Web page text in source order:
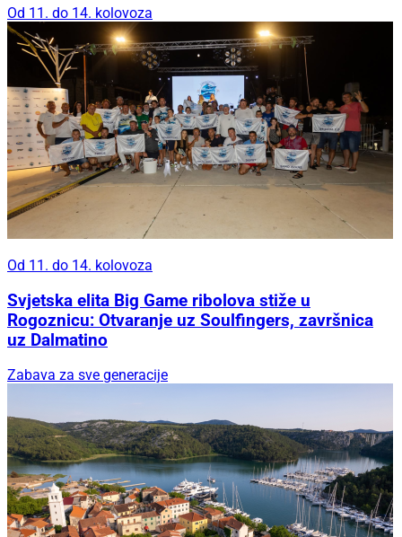
Od 11. do 14. kolovoza
Od 11. do 14. kolovoza
Svjetska elita Big Game ribolova stiže u
Rogoznicu: Otvaranje uz Soulfingers, završnica
uz Dalmatino
Zabava za sve generacije